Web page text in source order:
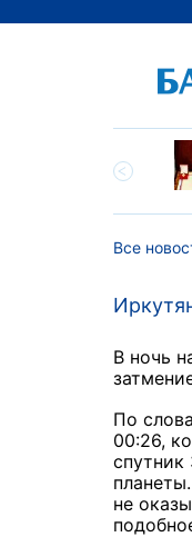
Все
В ночь
По
00:26,
спутник
не